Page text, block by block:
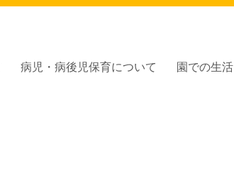
病児・病後児保育について 園での生活